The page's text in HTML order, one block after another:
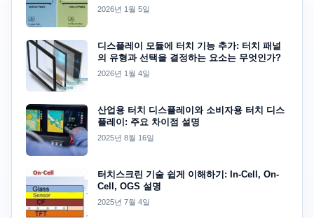
2026년 1월 5일
디스플레이 모듈에 터치 기능 추가: 터치 패널
의 유형과 선택을 결정하는 요소는 무엇인가?
2026년 1월 4일
산업용 터치 디스플레이와 소비자용 터치 디스
플레이: 주요 차이점 설명
2025년 8월 16일
터치스크린 기술 쉽게 이해하기: In-Cell, On-
Cell, OGS 설명
2025년 7월 4일